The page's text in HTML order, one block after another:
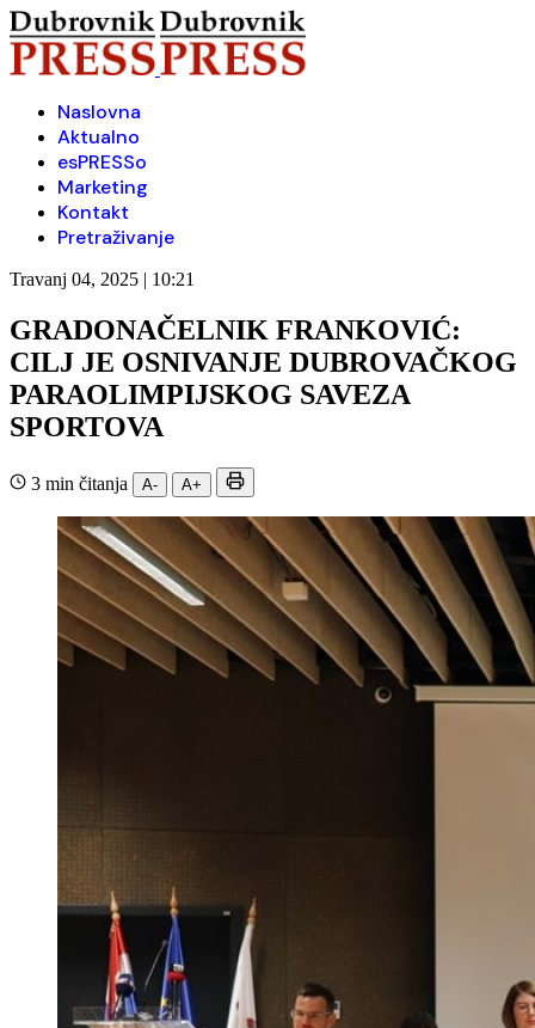
Naslovna
Aktualno
esPRESSo
Marketing
Kontakt
Pretraživanje
Travanj 04, 2025 | 10:21
GRADONAČELNIK FRANKOVIĆ:
CILJ JE OSNIVANJE DUBROVAČKOG
PARAOLIMPIJSKOG SAVEZA
SPORTOVA
3 min čitanja A- A+